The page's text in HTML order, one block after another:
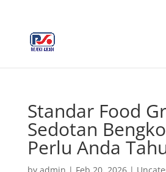
Standar Food
Sedotan
Perlu Anda